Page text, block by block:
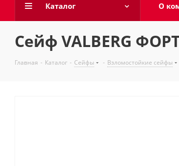
Каталог О
Сейф VALBERG
Главная - Каталог - Сейфы - Взломостойкие сейфы